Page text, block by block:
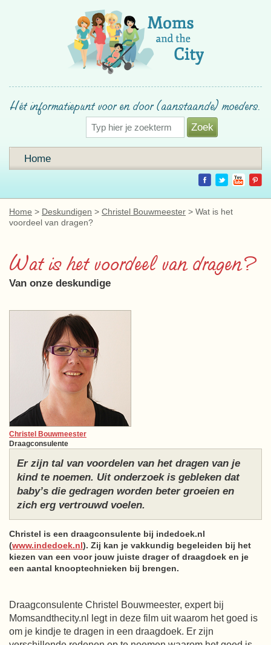
Hét informatiepunt voor en door (aanstaande) moeders.
Home
Home Deskundigen Christel Bouwmeester
Wat is het
voordeel van dragen?
Wat is het voordeel van dragen?
Van onze deskundige
Christel Bouwmeester
Draagconsulente
Er zijn tal van voordelen van het dragen van je
kind te noemen. Uit onderzoek is gebleken dat
baby’s die gedragen worden beter groeien en
zich erg vertrouwd voelen.
Christel is een draagconsulente bij indedoek.nl
(www.indedoek.nl). Zij kan je vakkundig begeleiden bij het
kiezen van een voor jouw juiste drager of draagdoek en je
een aantal knooptechnieken bij brengen.
Draagconsulente Christel Bouwmeester, expert bij
Momsandthecity.nl legt in deze film uit waarom het goed is
om je kindje te dragen in een draagdoek. Er zijn